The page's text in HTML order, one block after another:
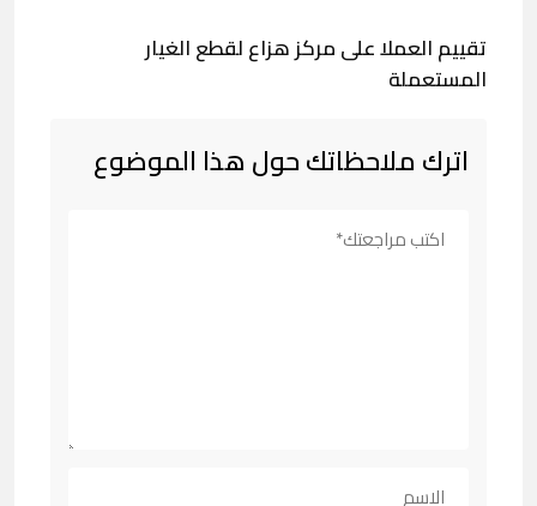
تقييم العملا على مركز هزاع لقطع الغيار
المستعملة
اترك ملاحظاتك حول هذا الموضوع